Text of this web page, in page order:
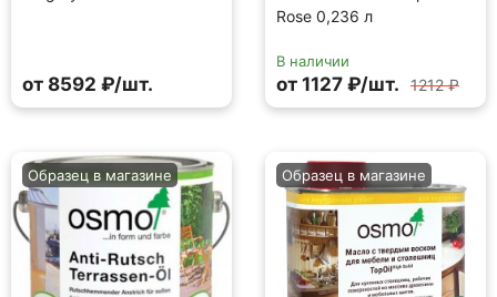
от 8592 ₽/шт.
Rose 0,236 л
В наличии
от 1127 ₽/шт. 1212 ₽
Образец в магазине Образец в магазине